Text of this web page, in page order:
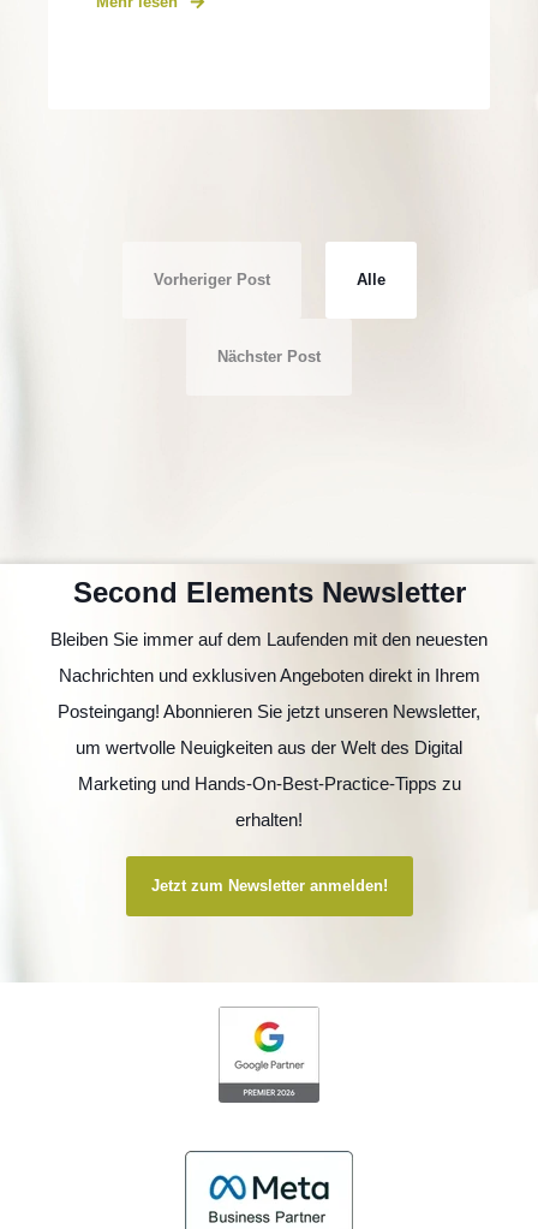
Vorheriger Post Alle
Nächster Post
Second Elements Newsletter
Bleiben Sie immer auf dem Laufenden mit den neuesten
Nachrichten und exklusiven Angeboten direkt in Ihrem
Posteingang! Abonnieren Sie jetzt unseren Newsletter,
um wertvolle Neuigkeiten aus der Welt des Digital
Marketing und Hands-On-Best-Practice-Tipps zu
erhalten!
Jetzt zum Newsletter anmelden!